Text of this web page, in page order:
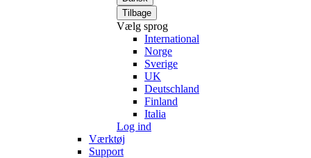
Tilbage
Vælg sprog
International
Norge
Sverige
UK
Deutschland
Finland
Italia
Log ind
Værktøj
Support